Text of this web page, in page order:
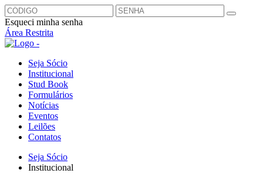
Esqueci minha senha
Área Restrita
Seja Sócio
Institucional
Stud Book
Formulários
Notícias
Eventos
Leilões
Contatos
Seja Sócio
Institucional